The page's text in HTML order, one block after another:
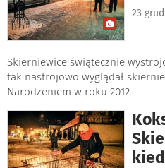
23
Skierniewice świątecznie
tak nastrojowo wyglądał
Narodzeniem w roku 2012...